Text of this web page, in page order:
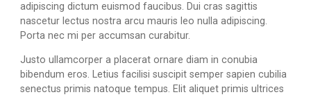
adipiscing dictum euismod faucibus. Dui cras sagittis
nascetur lectus nostra arcu mauris leo nulla adipiscing.
Porta nec mi per accumsan curabitur.
Justo ullamcorper a placerat ornare diam in conubia
bibendum eros. Letius facilisi suscipit semper sapien cubilia
senectus primis natoque tempus. Elit aliquet primis ultrices